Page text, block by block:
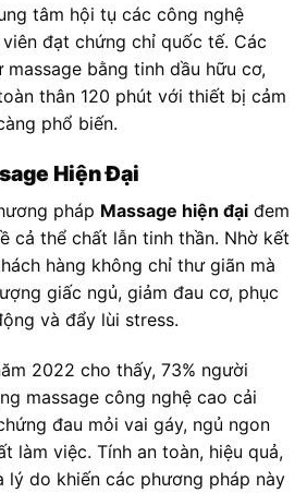
tâm hội tụ các công nghệ
đạt chứng chỉ quốc tế. Các
bằng tinh dầu hữu cơ,
thân 120 phút với thiết bị cảm
phổ biến.
Hiện Đại
pháp Massage hiện đại đem
cả thể chất lẫn tinh thần. Nhờ kết
hàng không chỉ thư giãn mà
giấc ngủ, giảm đau cơ, phục
và đẩy lùi stress.
2022 cho thấy, 73% người
massage công nghệ cao cải
đau mỏi vai gáy, ngủ ngon
làm việc. Tính an toàn, hiệu quả,
lý do khiến các phương pháp này